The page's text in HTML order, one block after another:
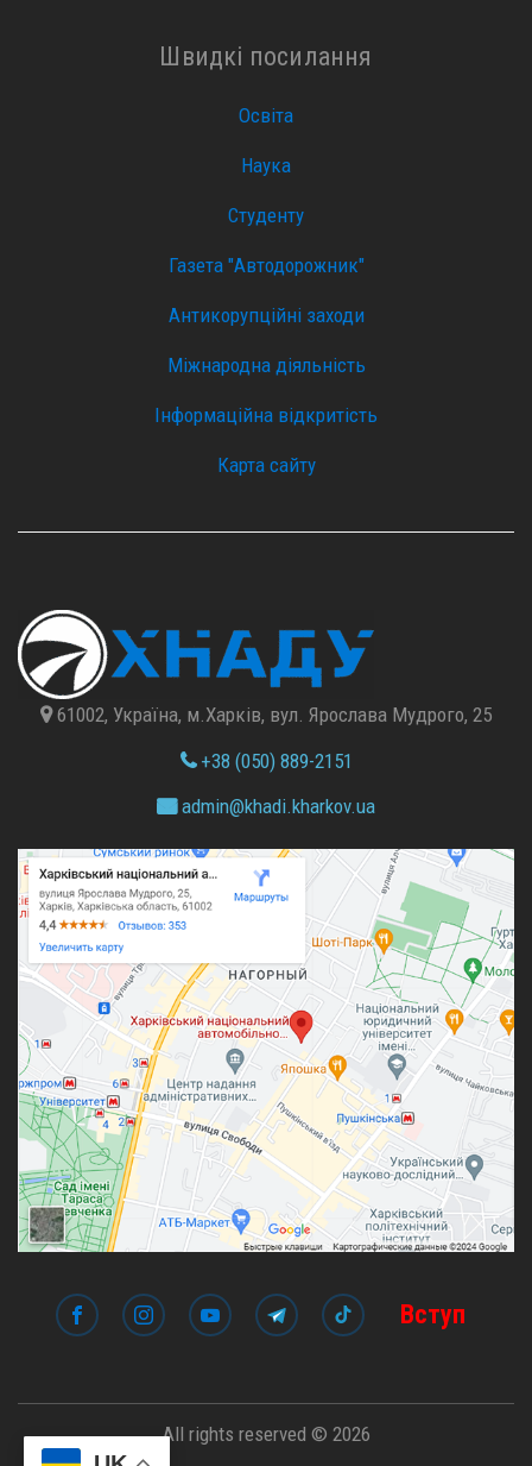
Швидкі посилання
Освіта
Наука
Студенту
Газета "Автодорожник"
Антикорупційні заходи
Міжнародна діяльність
Інформаційна відкритість
Карта сайту
61002, Україна, м.Харків, вул. Ярослава Мудрого, 25
+38 (050) 889-2151
admin@khadi.kharkov.ua
Вступ
All rights reserved © 2026